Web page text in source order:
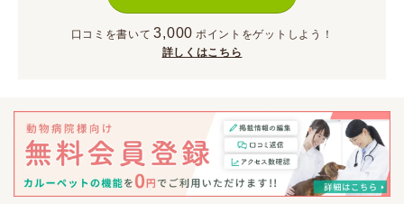
口コミを書いて 3,000 ポイント をゲットしよう！
詳しくはこちら